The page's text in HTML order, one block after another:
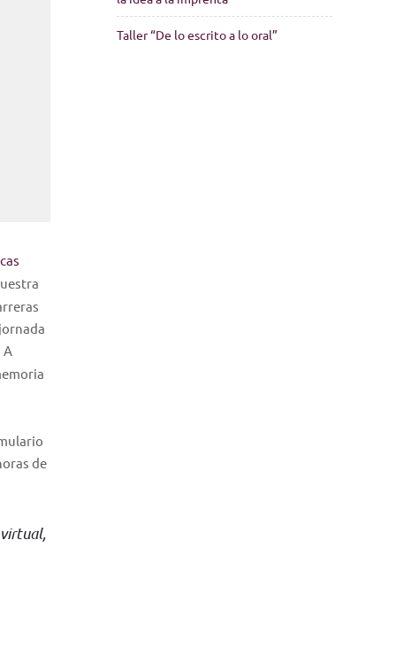
A
de
Taller “De lo escrito a lo oral”